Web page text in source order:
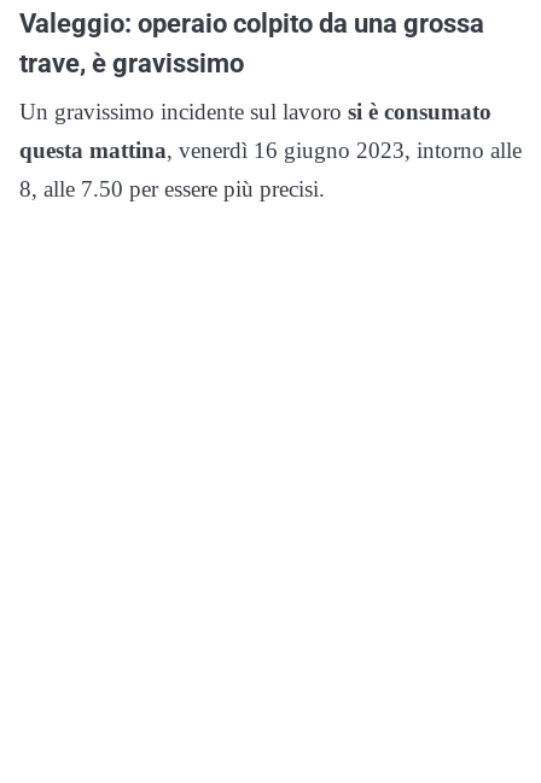
Valeggio: operaio colpito da una grossa
trave, è gravissimo
Un gravissimo incidente sul lavoro si è consumato
questa mattina, venerdì 16 giugno 2023, intorno alle
8, alle 7.50 per essere più precisi.